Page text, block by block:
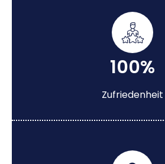
100%
Zufriedenheit